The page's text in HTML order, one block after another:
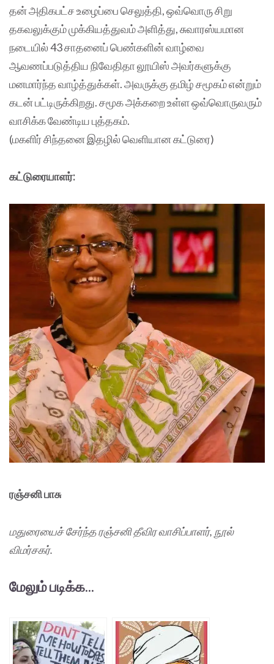
தன் அதிகபட்ச உழைப்பை செலுத்தி, ஒவ்வொரு சிறு
தகவலுக்கும் முக்கியத்துவம் அளித்து, சுவாரஸ்யமான
நடையில் 43 சாதனைப் பெண்களின் வாழ்வை
ஆவணப்படுத்திய நிவேதிதா லூயிஸ் அவர்களுக்கு
மனமார்ந்த வாழ்த்துக்கள். அவருக்கு தமிழ் சமூகம் என்றும்
கடன் பட்டிருக்கிறது. சமூக அக்கறை உள்ள ஒவ்வொருவரும்
வாசிக்க வேண்டிய புத்தகம்.
(மகளிர் சிந்தனை இதழில் வெளியான கட்டுரை)
கட்டுரையாளர்:
ரஞ்சனி பாசு
மதுரையைச் சேர்ந்த ரஞ்சனி தீவிர வாசிப்பாளர், நூல்
விமர்சகர்.
மேலும் படிக்க...